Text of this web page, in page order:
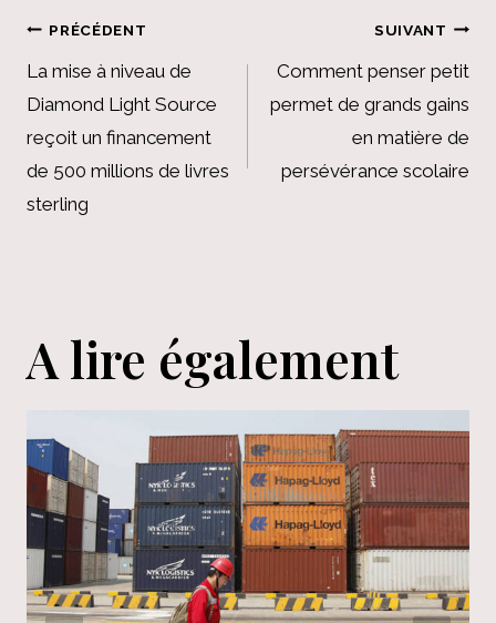
Navigation
de
l’article
PRÉCÉDENT
La mise à niveau de
Diamond Light Source
reçoit un financement
de 500 millions de livres
sterling
SUIVANT
Comment penser petit
permet de grands gains
en matière de
persévérance scolaire
A lire également